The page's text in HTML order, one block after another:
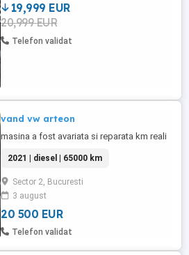
sonora ...
19,999 EUR
20,999 EUR
Telefon validat
vand vw arteon
masina a fost avariata si reparata km reali
2021 | diesel | 65000 km
Sector 2, Bucuresti
3 august
20 500 EUR
Telefon validat